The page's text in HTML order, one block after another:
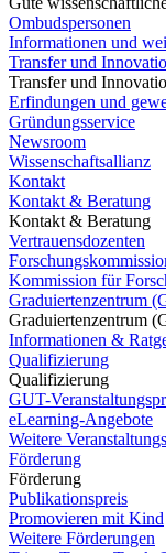
Ombudspersonen
Informationen und
Transfer und
Transfer und
Erfindungen und
Gründungsservice
Newsroom
Wissenschaftsallianz
Kontakt
Kontakt & Beratung
Kontakt & Beratung
Vertrauensdozenten
Kommission für
Graduiertenzentrum
Graduiertenzentrum
Informationen &
Qualifizierung
Qualifizierung
GUT-
eLearning-Angebote
Weitere
Förderung
Förderung
Publikationspreis
Promovieren mit Kind
Weitere Förderungen